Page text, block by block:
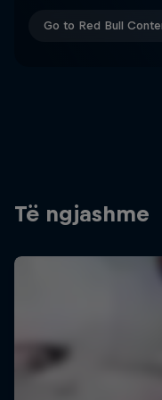
Go to Red Bull
Të ngjashme